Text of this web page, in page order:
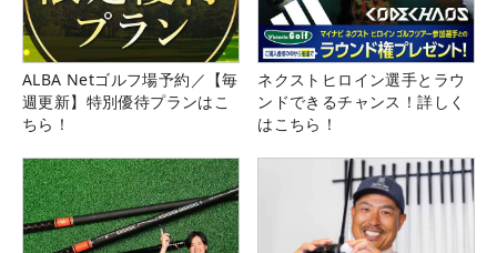
ALBA Netゴルフ場予約／【毎
週更新】特別優待プランはこ
ちら！
ネクストヒロイン選手とラウ
ンドできるチャンス！詳しく
はこちら！